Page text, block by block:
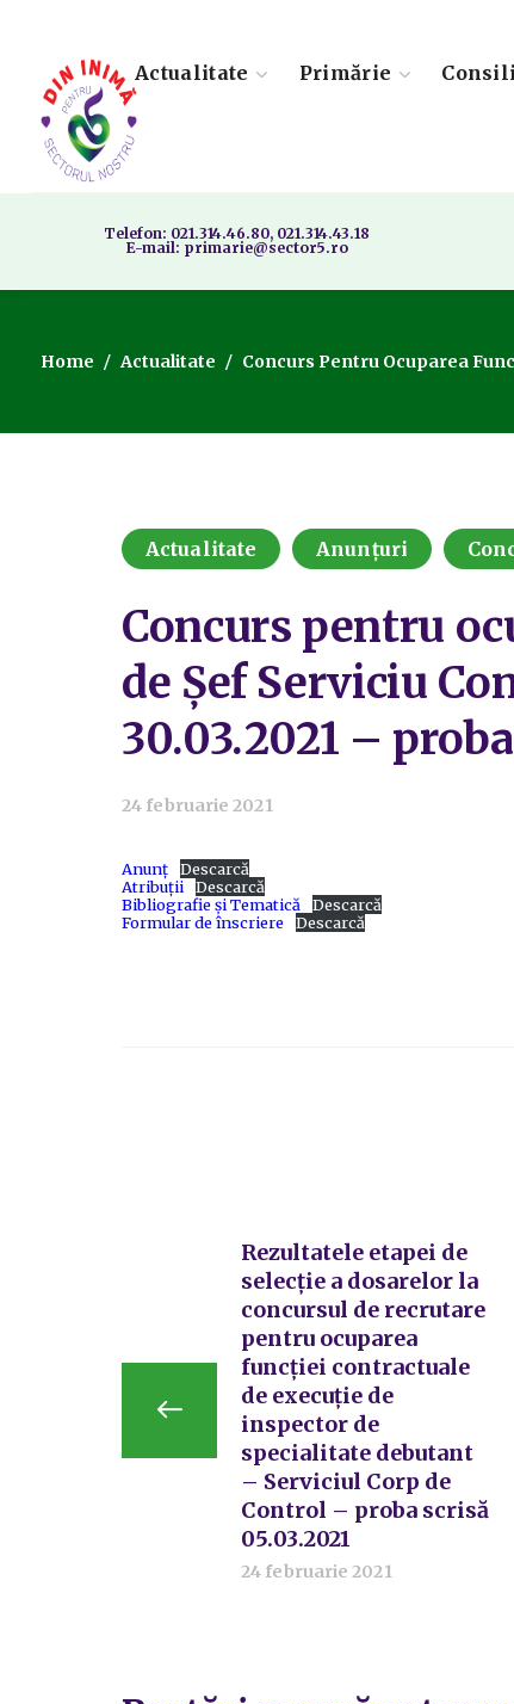
Actualitate Primărie
Telefon: 021.314.46.80, 021.314.43.18
E-mail: primarie@sector5.ro
Home Actualitate Concurs Pentru Ocuparea
Actualitate Anunțuri
Concurs pentru
de Șef Serviciu
30.03.2021 –
24 februarie 2021
Anunț
Descarcă
Atribuții
Descarcă
Bibliografie și Tematică
Descarcă
Formular de înscriere
Descarcă
Rezultatele etapei de
selecție a dosarelor la
concursul de recrutare
pentru ocuparea
funcției contractuale
de execuție de
inspector de
specialitate debutant
– Serviciul Corp de
Control – proba scrisă
05.03.2021
24 februarie 2021